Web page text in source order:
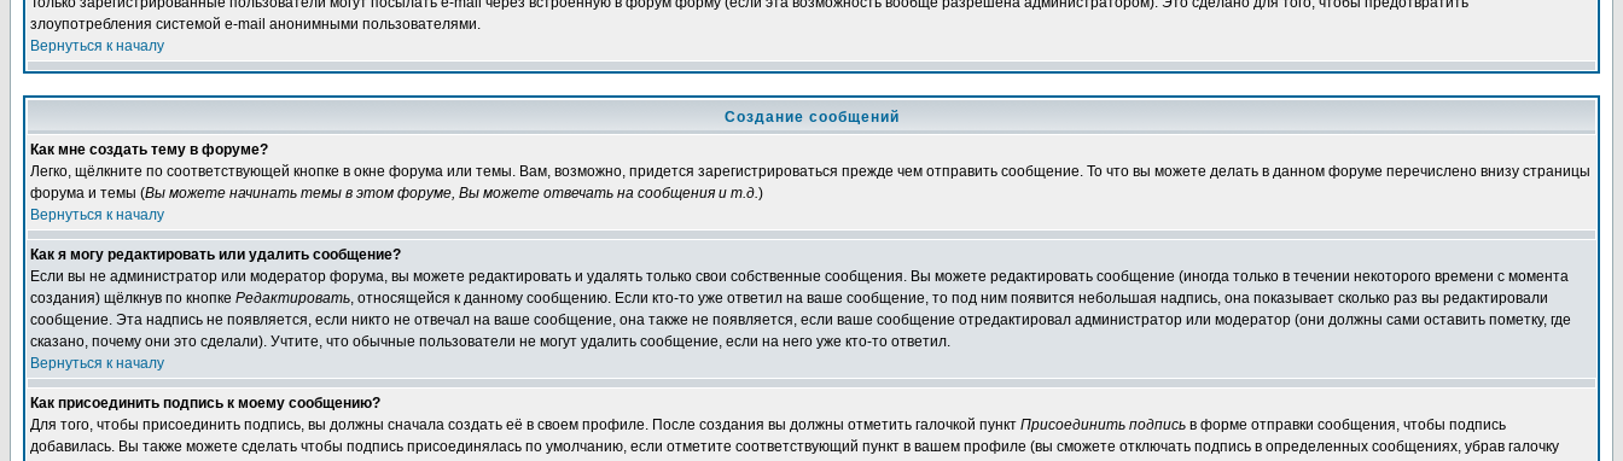
злоупотребления системой e-mail анонимными пользователями.
Вернуться к началу
Создание сообщений
Как мне создать тему в форуме?
Легко, щёлкните по соответствующей кнопке в окне форума или темы. Вам, возможно, придется зарегистрироваться прежде чем отправить сообщение. То что вы можете делать в данном форуме перечислено внизу страницы
форума и темы (Вы можете начинать темы в этом форуме, Вы можете отвечать на сообщения и т.д.)
Вернуться к началу
Как я могу редактировать или удалить сообщение?
Если вы не администратор или модератор форума, вы можете редактировать и удалять только свои собственные сообщения. Вы можете редактировать сообщение (иногда только в течении некоторого времени с момента
создания) щёлкнув по кнопке Редактировать, относящейся к данному сообщению. Если кто-то уже ответил на ваше сообщение, то под ним появится небольшая надпись, она показывает сколько раз вы редактировали
сообщение. Эта надпись не появляется, если никто не отвечал на ваше сообщение, она также не появляется, если ваше сообщение отредактировал администратор или модератор (они должны сами оставить пометку, где
сказано, почему они это сделали). Учтите, что обычные пользователи не могут удалить сообщение, если на него уже кто-то ответил.
Вернуться к началу
Как присоединить подпись к моему сообщению?
Для того, чтобы присоединить подпись, вы должны сначала создать её в своем профиле. После создания вы должны отметить галочкой пункт Присоединить подпись в форме отправки сообщения, чтобы подпись
добавилась. Вы также можете сделать чтобы подпись присоединялась по умолчанию, если отметите соответствующий пункт в вашем профиле (вы сможете отключать подпись в определенных сообщениях, убрав галочку